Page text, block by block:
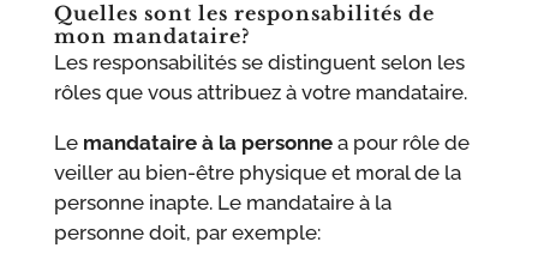
Quelles sont les responsabilités de
mon mandataire?
Les responsabilités se distinguent selon les
rôles que vous attribuez à votre mandataire.
Lemandataire à la personnea pour rôle de
veiller au bien-être physique et moral de la
personne inapte. Le mandataire à la
personne doit, par exemple: